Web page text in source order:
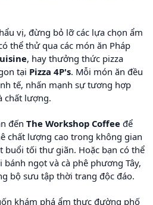
vị, đừng bỏ lỡ các lựa chọn ẩm
thể thử qua các món ăn Pháp
, hay thưởng thức pizza
tại Pizza 4P's. Mỗi món ăn đều
tế, nhấn mạnh sự tương hợp
chất lượng.
đến The Workshop Coffee để
chất lượng cao trong không gian
buổi tối thư giãn. Hoặc bạn có thể
bánh ngọt và cà phê phương Tây,
bộ sưu tập thời trang độc đáo.
khám phá ẩm thực đường phố